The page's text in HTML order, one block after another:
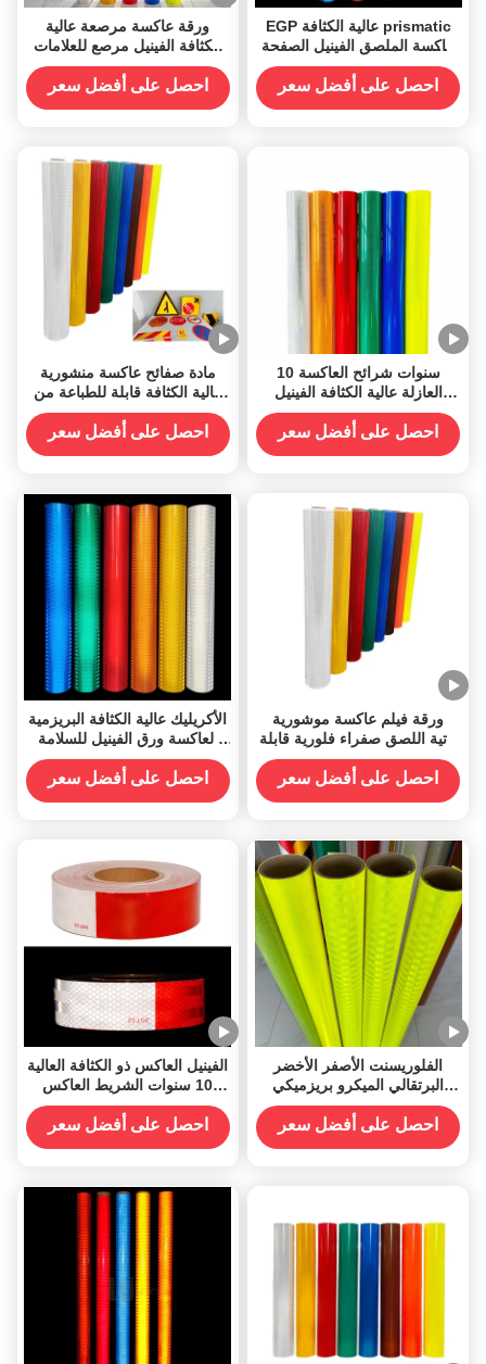
ورقة عاكسة مرصعة عالية
الكثافة الفينيل مرصع للعلامات
المرورية
احصل على أفضل سعر
EGP عالية الكثافة prismatic
عاكسة الملصق الفينيل الصفحة
فيلم المواد
احصل على أفضل سعر
مادة صفائح عاكسة منشورية
عالية الكثافة قابلة للطباعة من
الأكريليك لعلامات المرور
احصل على أفضل سعر
10 سنوات شرائح العاكسة
العازلة عالية الكثافة الفينيل
العاكس الماس
احصل على أفضل سعر
الأكريليك عالية الكثافة البريزمية
العاكسة ورق الفينيل للسلامة
المرورية
احصل على أفضل سعر
ورقة فيلم عاكسة موشورية
ذاتية اللصق صفراء فلورية قابلة
للطباعة بدرجة عالية من الكثافة،
سهم قابل للطباعة بالأشعة فوق
احصل على أفضل سعر
الفينيل العاكس ذو الكثافة العالية
10 سنوات الشريط العاكس
الأحمر الأبيض النقطة C2
الشريط العاكس الشريط
احصل على أفضل سعر
الفلوريسنت الأصفر الأخضر
البرتقالي الميكرو بريزميكي
عالية الكثافة الفينيل العاكس
احصل على أفضل سعر